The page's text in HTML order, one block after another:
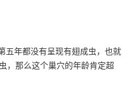
五年都没有呈现有翅成虫，也就
，那么这个巢穴的年龄肯定超